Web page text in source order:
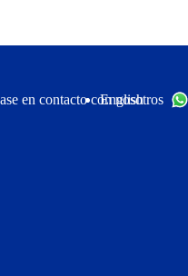
en contacto con nosotros
English